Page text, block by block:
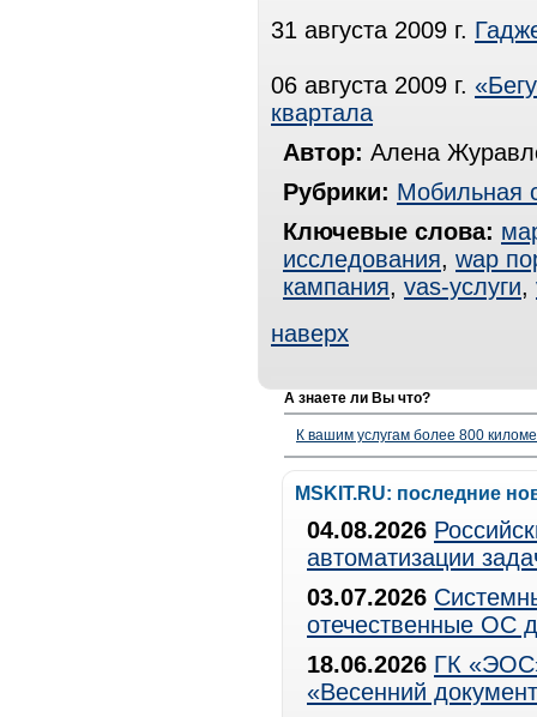
31 августа 2009 г.
06 августа 2009 г.
квартала
Автор: Алена
Рубрики: Мобильная
Ключевые слова:
исследования, wap
кампания, vas-услуги,
наверх
А знаете ли Вы что?
К вашим услугам более 800
MSKIT.RU: последние
04.08.2026
автоматизации
03.07.2026
отечественные ОС
18.06.2026 ГК
«Весенний